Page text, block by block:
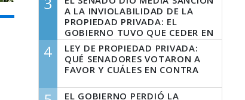
MARIDO
A LA INVIOLABILIDAD DE LA
PROPIEDAD PRIVADA: EL
GOBIERNO TUVO QUE CEDER EN
LA LEY DEL MANEJO DEL FUEGO
4
LEY DE PROPIEDAD PRIVADA:
QUÉ SENADORES VOTARON A
FAVOR Y CUÁLES EN CONTRA
EL GOBIERNO PERDIÓ LA